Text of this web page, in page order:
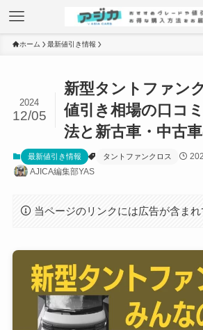
ホーム 最新値引き情報
新型タントファン
値引き相場の口コ
法と新古車・中古
2024
12/05
最新値引き情報 タントファンクロス
AJICA編集部YAS
当ページのリンクには広告が含まれ